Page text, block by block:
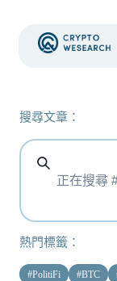
搜尋文章：
熱門標籤：
#PolitiFi #BTC